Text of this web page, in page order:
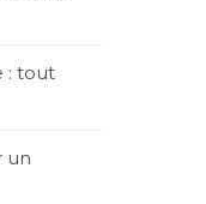
: tout
un